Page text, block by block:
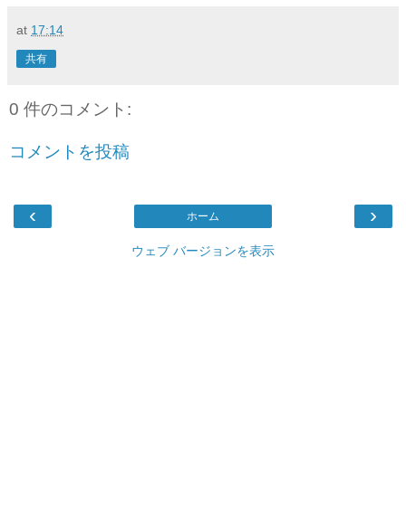
at 17:14
共有
0 件のコメント:
コメントを投稿
‹ ›
ホーム
ウェブ バージョンを表示